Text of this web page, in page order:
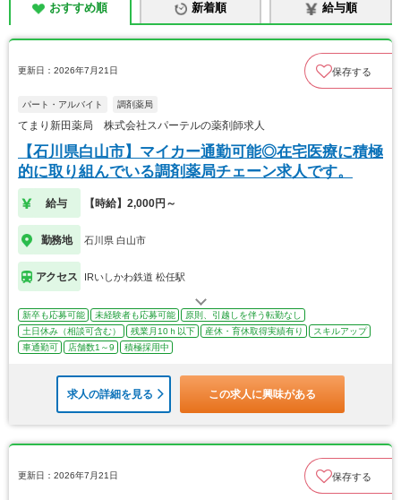
おすすめ順 新着順 給与順
更新日：2026年7月21日 保存する
パート・アルバイト 調剤薬局
てまり新田薬局 株式会社スパーテルの薬剤師求人
【石川県白山市】マイカー通勤可能◎在宅医療に積極
的に取り組んでいる調剤薬局チェーン求人です。
給与 【時給】2,000円～
勤務地 石川県 白山市
アクセス IRいしかわ鉄道 松任駅
新卒も応募可能 未経験者も応募可能
原則、引越しを伴う転勤なし
土日休み（相談可含む）
残業月10ｈ以下 産休・育休取得実績有り
スキルアップ
車通勤可
店舗数1～9 積極採用中
求人の詳細を見る この求人に興味がある
更新日：2026年7月21日 保存する